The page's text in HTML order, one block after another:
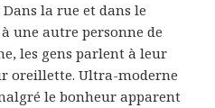
la rue et dans le
une autre personne de
les gens parlent à leur
oreillette. Ultra-moderne
le bonheur apparent